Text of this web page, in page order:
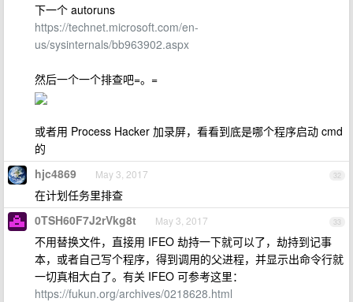
下一个 autoruns
https://technet.microsoft.com/en-
us/sysinternals/bb963902.aspx
然后一个一个排查吧=。=
或者用 Process Hacker 加录屏，看看到底是哪个程序启动 cmd
的
32
hjc4869 May 3, 2017
在计划任务里排查
33
0TSH60F7J2rVkg8t May 3, 2017
不用替换文件，直接用 IFEO 劫持一下就可以了，劫持到记事
本，或者自己写个程序，得到调用的父进程，并显示出命令行就
一切真相大白了。有关 IFEO 可参考这里：
https://fukun.org/archives/0218628.html